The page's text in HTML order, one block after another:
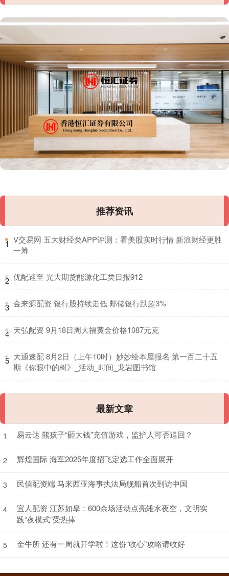
推荐资讯
1 ​V交易网 五大财经类APP评测：看美股实时行情 新浪财经更胜
一筹
2 ​优配速至 光大期货能源化工类日报912
3 ​金来源配资 银行股持续走低 邮储银行跌超3%
4 ​天弘配资 9月18日周大福黄金价格1087元克
5 ​大通速配 8月2日（上午10时）妙妙绘本屋报名 第一百二十五
期《你眼中的树》_活动_时间_龙岩图书馆
最新文章
1 易云达 熊孩子“砸大钱”充值游戏，监护人可否追回？
2 辉煌国际 海军2025年度招飞定选工作全面展开
3 民信配资端 马来西亚海事执法局舰船首次到访中国
4
宜人配资 江苏如皋：600余场活动点亮雉水夜空，文明实
践“夜模式”受热捧
5 金牛所 还有一周就开学啦！这份“收心”攻略请收好